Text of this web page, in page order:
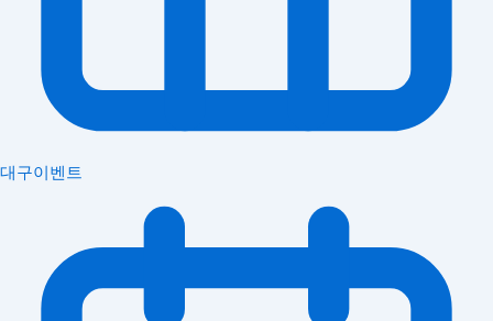
대구이벤트